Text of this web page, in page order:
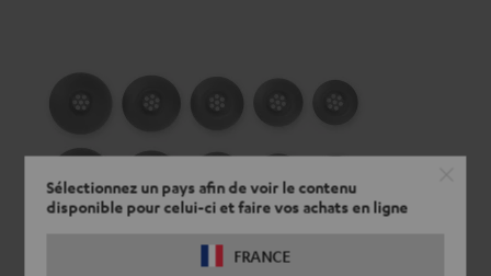
Sélectionnez un pays afin de voir le contenu
disponible pour celui-ci et faire vos achats en ligne
FRANCE